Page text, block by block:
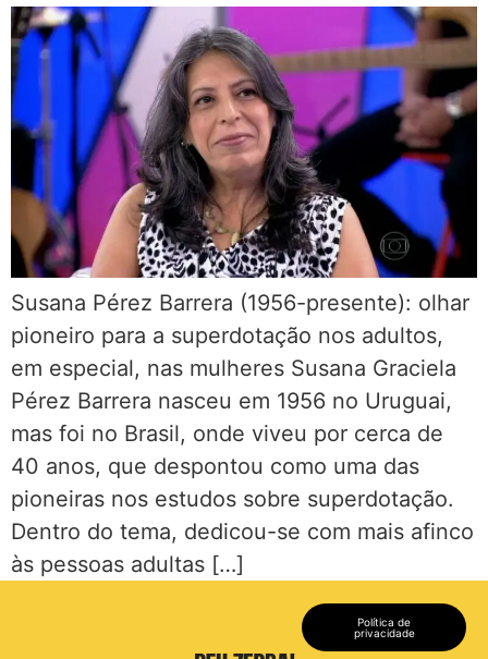
Susana Pérez Barrera (1956-presente): olhar
pioneiro para a superdotação nos adultos,
em especial, nas mulheres Susana Graciela
Pérez Barrera nasceu em 1956 no Uruguai,
mas foi no Brasil, onde viveu por cerca de
40 anos, que despontou como uma das
pioneiras nos estudos sobre superdotação.
Dentro do tema, dedicou-se com mais afinco
às pessoas adultas […]
Política de
privacidade